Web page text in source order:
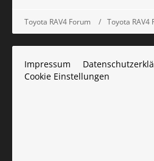
Toyota RAV4 Forum Toyota RAV4
Impressum
Cookie Einstellungen